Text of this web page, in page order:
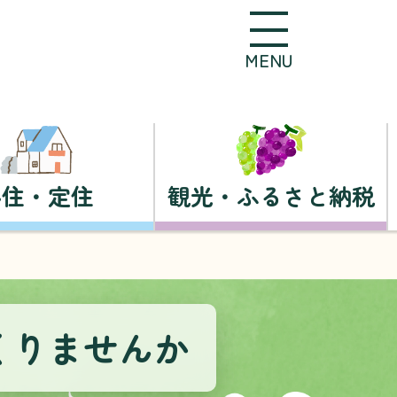
MENU
・定住 観光・ふるさと納税
ませんか